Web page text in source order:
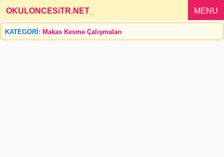
OKULONCESiTR.NET MENU
KATEGORİ: Makas Kesme Çalışmaları